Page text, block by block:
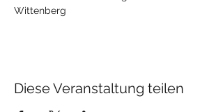
Wittenberg
Diese Veranstaltung teilen